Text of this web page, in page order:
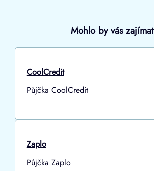
Mohlo by vás zajímat
CoolCredit
Půjčka CoolCredit
Zaplo
Půjčka Zaplo